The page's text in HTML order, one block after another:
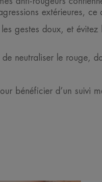
extérieures,
gestes doux, et évitez
neutraliser le rouge,
bénéficier d’un suivi